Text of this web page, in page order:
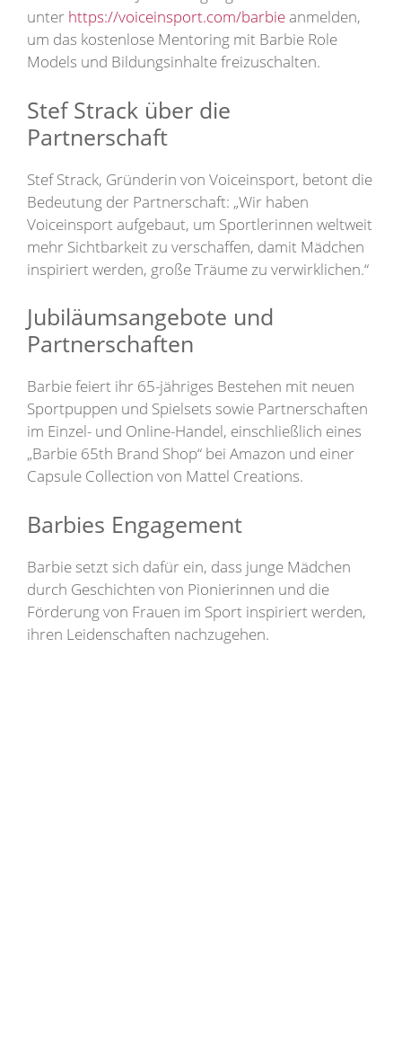
unter https://voiceinsport.com/barbie anmelden,
um das kostenlose Mentoring mit Barbie Role
Models und Bildungsinhalte freizuschalten.
Stef Strack über die
Partnerschaft
Stef Strack, Gründerin von Voiceinsport, betont die
Bedeutung der Partnerschaft: „Wir haben
Voiceinsport aufgebaut, um Sportlerinnen weltweit
mehr Sichtbarkeit zu verschaffen, damit Mädchen
inspiriert werden, große Träume zu verwirklichen.“
Jubiläumsangebote und
Partnerschaften
Barbie feiert ihr 65-jähriges Bestehen mit neuen
Sportpuppen und Spielsets sowie Partnerschaften
im Einzel- und Online-Handel, einschließlich eines
„Barbie 65th Brand Shop“ bei Amazon und einer
Capsule Collection von Mattel Creations.
Barbies Engagement
Barbie setzt sich dafür ein, dass junge Mädchen
durch Geschichten von Pionierinnen und die
Förderung von Frauen im Sport inspiriert werden,
ihren Leidenschaften nachzugehen.